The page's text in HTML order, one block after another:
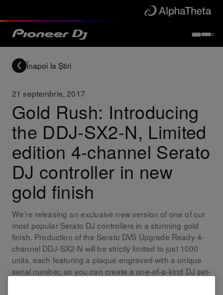
Înapoi la Știri
21 septembrie, 2017
Gold Rush: Introducing
the DDJ-SX2-N, Limited
edition 4-channel Serato
DJ controller in new
gold finish
We’re releasing an exclusive new version of one of our
most popular Serato DJ controllers in a stunning gold
finish. Production of the Serato DVS Upgrade Ready 4-
channel DDJ-SX2-N will be strictly limited to just 1000
units, each featuring a plaque engraved with a unique
serial number, so you can create a one-of-a-kind DJ set-